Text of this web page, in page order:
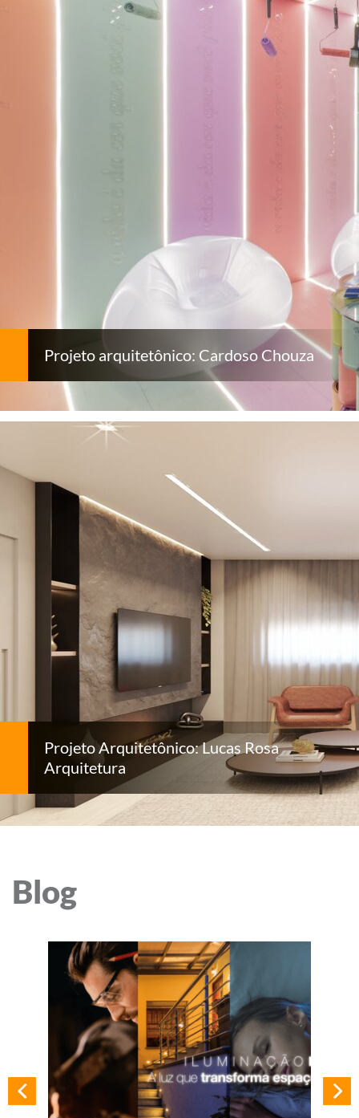
Projeto arquitetônico: Cardoso Chouza
Projeto Arquitetônico: Lucas Rosa
Arquitetura
Blog